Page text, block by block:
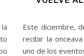
Este diciembre,
recibir la
uno de los